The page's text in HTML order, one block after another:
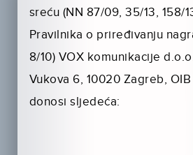
sreću (NN 87/09, 35/13, 158/
Pravilnika o priređivanju
8/10) VOX komunikacije
Vukova 6, 10020 Zagreb,
donosi sljedeća: